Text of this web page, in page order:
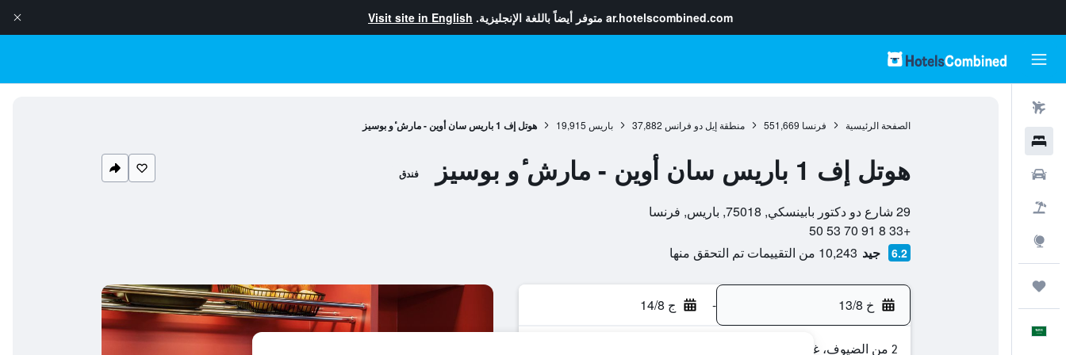
ar.hotelscombined.com متوفر أيضاً باللغة الإنجليزية. Visit site in English
الصفحة الرئيسية فرنسا 551,669 منطقة إيل دو فرانس 37,882 باريس 19,915 هوتل إف 1 باريس سان أوين - مارش ٔو بوسيز
هوتل إف 1 باريس سان أوين - مارش ٔو بوسيز فندق
29 شارع دو دكتور بابينسكي, 75018, باريس, فرنسا
+33 8 91 70 53 50
6.2 جيد 10,243 من التقييمات تم التحقق منها
خ 13/8 - ج 14/8
2 من الضيوف، غرفة واحدة